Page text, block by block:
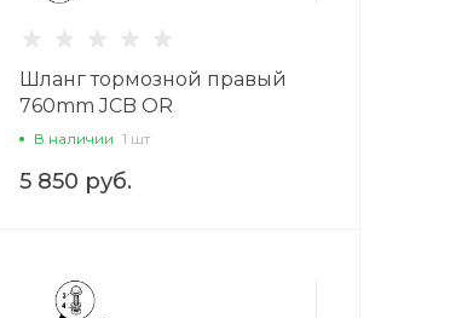
Шланг тормозной правый
760mm JCB OR
В наличии 1 шт
5 850 руб.